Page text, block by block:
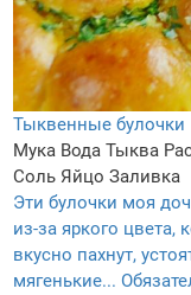
Тыквенные булочки
Мука Вода Тыква
Соль Яйцо Заливка
Эти булочки моя
из-за яркого
вкусно пахнут,
мягенькие...